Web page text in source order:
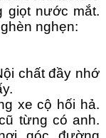
giọt nước mắt.
nghẹn:
chất đầy nhớ
xe cộ hối hả.
từng có anh.